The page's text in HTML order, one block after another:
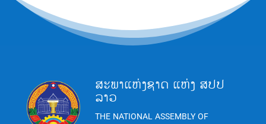
ສະພາແຫ່ງຊາດ ແຫ່ງ ສປປ
ລາວ
THE NATIONAL ASSEMBLY OF